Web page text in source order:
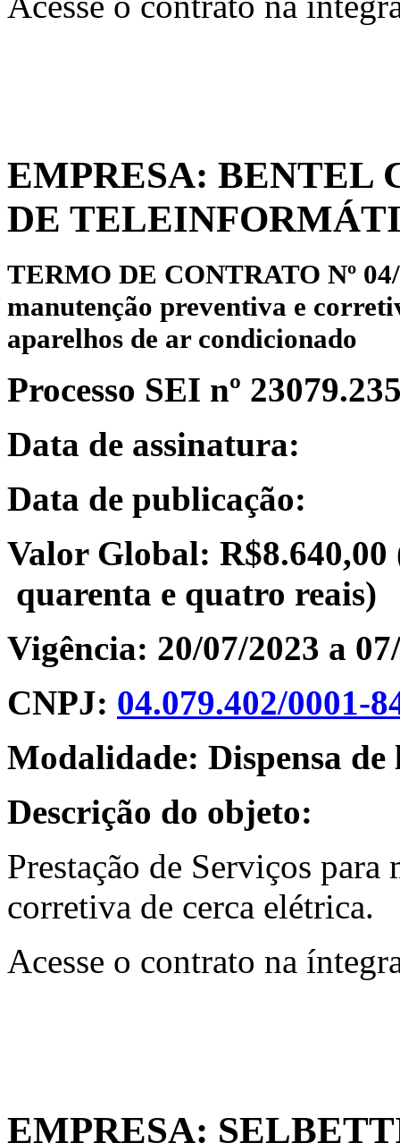
EMPRESA: BENTEL
DE
TERMO DE CONTRATO Nº
manutenção preventiva e
aparelhos de ar condicionado
Processo SEI nº
Data de assinatura:
Data de publicação:
Valor Global:
quarenta e quatro reais)
Vigência: 20/07/2023 a
CNPJ: 04.079.402/0001-
Modalidade: Dispensa de
Descrição do objeto:
Prestação de Serviços
corretiva de cerca elétrica.
Acesse o contrato na
EMPRESA: